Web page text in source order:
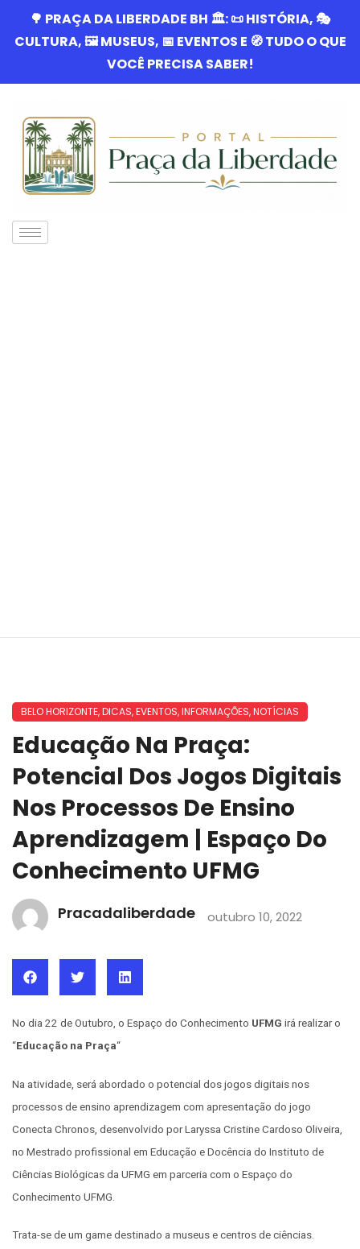
🌳 PRAÇA DA LIBERDADE BH 🏛️: 📜 HISTÓRIA, 🎭
CULTURA, 🖼️ MUSEUS, 📅 EVENTOS E 🧭 TUDO O QUE
VOCÊ PRECISA SABER!
BELO HORIZONTE,DICAS,EVENTOS,INFORMAÇÕES,NOTÍCIAS
Educação Na Praça:
Potencial Dos Jogos Digitais
Nos Processos De Ensino
Aprendizagem | Espaço Do
Conhecimento UFMG
Pracadaliberdade outubro 10, 2022
No dia 22 de Outubro, o Espaço do Conhecimento UFMG irá realizar o
“Educação na Praça“
Na atividade, será abordado o potencial dos jogos digitais nos
processos de ensino aprendizagem com apresentação do jogo
Conecta Chronos, desenvolvido por Laryssa Cristine Cardoso Oliveira,
no Mestrado profissional em Educação e Docência do Instituto de
Ciências Biológicas da UFMG em parceria com o Espaço do
Conhecimento UFMG.
Trata-se de um game destinado a museus e centros de ciências.